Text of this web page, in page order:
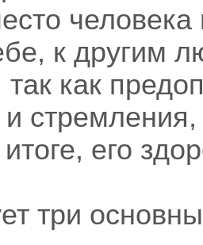
к другим
так как
его
три